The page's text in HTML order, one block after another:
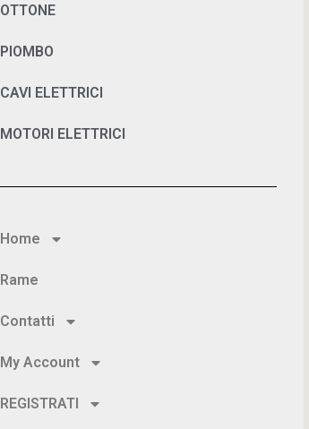
OTTONE
PIOMBO
CAVI ELETTRICI
MOTORI ELETTRICI
Home
Rame
Contatti
My Account
REGISTRATI